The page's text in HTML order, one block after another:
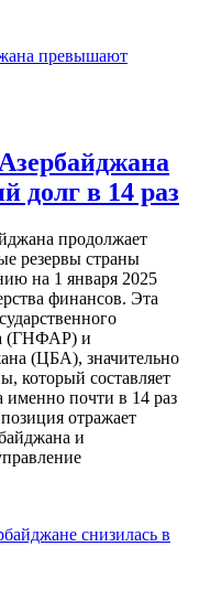
долг в 14 раз
продолжает
резервы страны
на 1 января 2025
финансов. Эта
(ГНФАР) и
(ЦБА), значительно
который составляет
именно почти в 14 раз
отражает
и